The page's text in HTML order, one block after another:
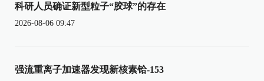
科研人员确证新型粒子“胶球”的存在
2026-08-06 09:47
强流重离子加速器发现新核素铪-153